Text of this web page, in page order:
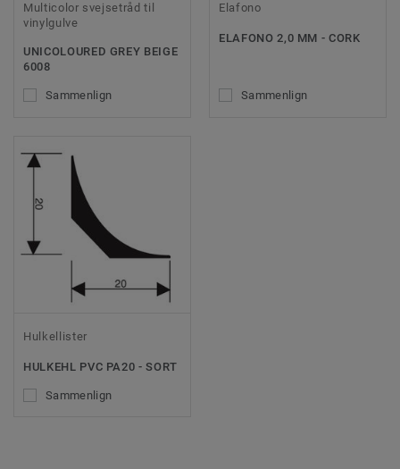
Multicolor svejsetråd til
vinylgulve
UNICOLOURED GREY BEIGE
6008
Sammenlign
Elafono
ELAFONO 2,0 MM - CORK
Sammenlign
Hulkellister
HULKEHL PVC PA20 - SORT
Sammenlign